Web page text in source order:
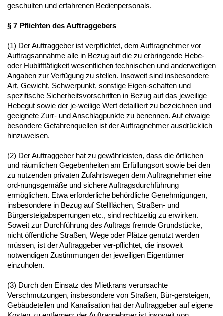
geschulten und erfahrenen Bedienpersonals.
§ 7 Pflichten des Auftraggebers
(1) Der Auftraggeber ist verpflichtet, dem Auftragnehmer vor
Auftragsannahme alle in Bezug auf die zu erbringende Hebe-
oder Hublifttätigkeit wesentlichen technischen und anderweitigen
Angaben zur Verfügung zu stellen. Insoweit sind insbesondere
Art, Gewicht, Schwerpunkt, sonstige Eigen-schaften und
spezifische Sicherheitsvorschriften in Bezug auf das jeweilige
Hebegut sowie der je-weilige Wert detailliert zu bezeichnen und
geeignete Zurr- und Anschlagpunkte zu benennen. Auf etwaige
besondere Gefahrenquellen ist der Auftragnehmer ausdrücklich
hinzuweisen.
(2) Der Auftraggeber hat zu gewährleisten, dass die örtlichen
und räumlichen Gegebenheiten am Erfüllungsort sowie bei den
zu nutzenden privaten Zufahrtswegen dem Auftragnehmer eine
ord-nungsgemäße und sichere Auftragsdurchführung
ermöglichen. Etwa erforderliche behördliche Genehmigungen,
insbesondere in Bezug auf Stellflächen, Straßen- und
Bürgersteigabsperrungen etc., sind rechtzeitig zu erwirken.
Soweit zur Durchführung des Auftrags fremde Grundstücke,
nicht öffentliche Straßen, Wege oder Plätze genutzt werden
müssen, ist der Auftraggeber ver-pflichtet, die insoweit
notwendigen Zustimmungen der jeweiligen Eigentümer
einzuholen.
(3) Durch den Einsatz des Mietkrans verursachte
Verschmutzungen, insbesondere von Straßen, Bür-gersteigen,
Gebäudeteilen und Kanalisation hat der Auftraggeber auf eigene